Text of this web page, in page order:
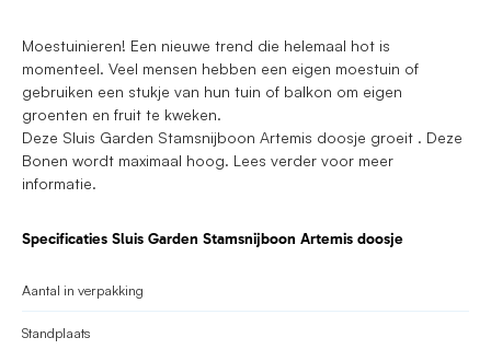
Moestuinieren! Een nieuwe trend die helemaal hot is
momenteel. Veel mensen hebben een eigen moestuin of
gebruiken een stukje van hun tuin of balkon om eigen
groenten en fruit te kweken.
Deze Sluis Garden Stamsnijboon Artemis doosje groeit . Deze
Bonen wordt maximaal hoog. Lees verder voor meer
informatie.
Specificaties Sluis Garden Stamsnijboon Artemis doosje
Aantal in verpakking
Standplaats